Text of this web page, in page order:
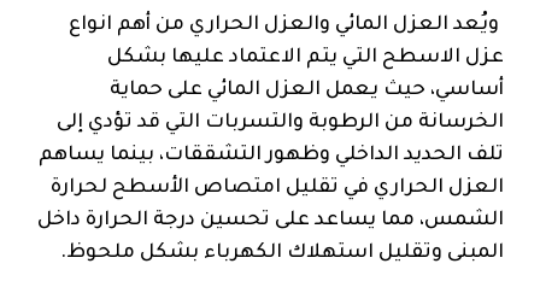
ويُعد العزل المائي والعزل الحراري من أهم انواع
عزل الاسطح التي يتم الاعتماد عليها بشكل
أساسي، حيث يعمل العزل المائي على حماية
الخرسانة من الرطوبة والتسربات التي قد تؤدي إلى
تلف الحديد الداخلي وظهور التشققات، بينما يساهم
العزل الحراري في تقليل امتصاص الأسطح لحرارة
الشمس، مما يساعد على تحسين درجة الحرارة داخل
المبنى وتقليل استهلاك الكهرباء بشكل ملحوظ.